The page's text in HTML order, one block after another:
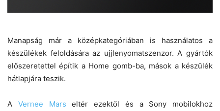
Manapság már a középkategóriában is használatos a
készülékek feloldására az ujjlenyomatszenzor. A gyártók
előszeretettel építik a Home gomb-ba, mások a készülék
hátlapjára teszik.
A Vernee Marseltér ezektől és a Sony mobilokhoz